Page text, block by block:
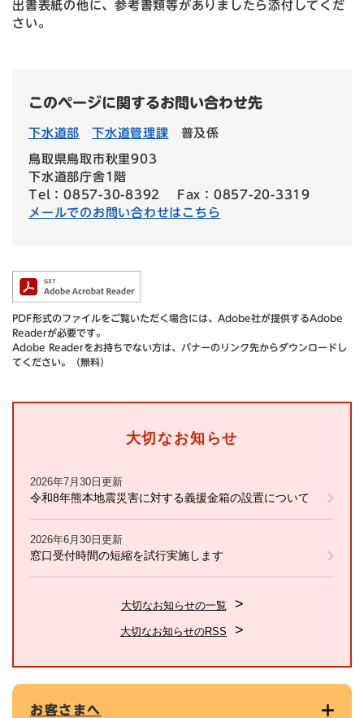
出書表紙の他に、参考書類等がありましたら添付してくだ
さい。
このページに関するお問い合わせ先
下水道部 下水道管理課 普及係
鳥取県鳥取市秋里903
下水道部庁舎1階
Tel：0857-30-8392
Fax：0857-20-3319
メールでのお問い合わせはこちら
PDF形式のファイルをご覧いただく場合には、Adobe社が提供するAdobe
Readerが必要です。
Adobe Readerをお持ちでない方は、バナーのリンク先からダウンロードし
てください。（無料）
大切なお知らせ
2026年7月30日更新
令和8年熊本地震災害に対する義援金箱の設置について
2026年6月30日更新
窓口受付時間の短縮を試行実施します
大切なお知らせの一覧
大切なお知らせのRSS
お客さまへ